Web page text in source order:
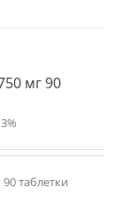
мг 90
таблетки